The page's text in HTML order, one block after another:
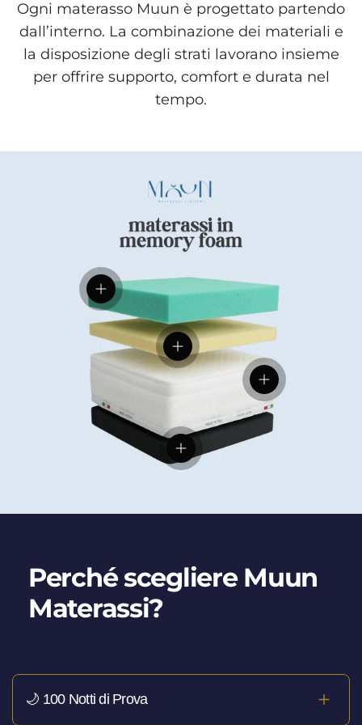
Ogni materasso Muun è progettato partendo
dall’interno. La combinazione dei materiali e
la disposizione degli strati lavorano insieme
per offrire supporto, comfort e durata nel
tempo.
Visualizza dettagli
Visualizza dettagli
Visualizza
Visualizza dettagli
Perché scegliere Muun
Materassi?
🌙 100 Notti di Prova